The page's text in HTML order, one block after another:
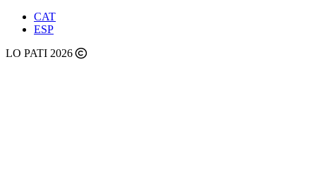
CAT
ESP
LO PATI 2026